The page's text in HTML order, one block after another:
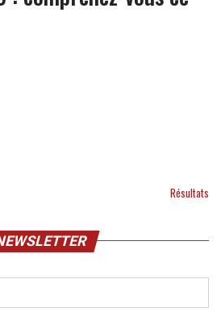
Résultats